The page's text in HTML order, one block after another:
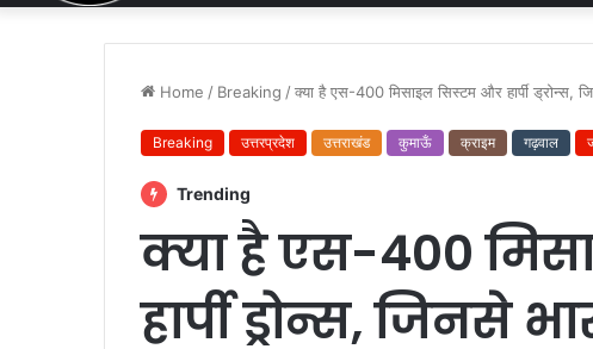
Home / Breaking /क्या है एस-400 मिसाइल सिस्टम और हार्पी ड्रोन्स,
Breaking उत्तरप्रदेश उत्तराखंड कुमाऊँ क्राइम गढ़वाल
Trending
क्या है एस-400
हार्पी ड्रोन्स, जिनसे